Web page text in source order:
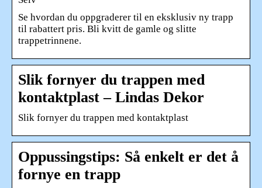
Se hvordan du oppgraderer til en eksklusiv ny trapp
til rabattert pris. Bli kvitt de gamle og slitte
trappetrinnene.
Slik fornyer du trappen med
kontaktplast – Lindas Dekor
Slik fornyer du trappen med kontaktplast
Oppussingstips: Så enkelt er det å
fornye en trapp